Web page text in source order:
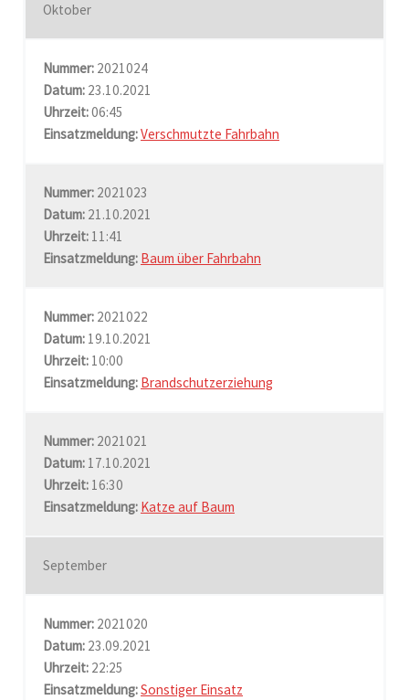
Oktober
Nummer: 2021024
Datum: 23.10.2021
Uhrzeit:06:45
Einsatzmeldung:Verschmutzte Fahrbahn
Nummer: 2021023
Datum: 21.10.2021
Uhrzeit: 11:41
Einsatzmeldung: Baum über Fahrbahn
Nummer: 2021022
Datum: 19.10.2021
Uhrzeit: 10:00
Einsatzmeldung: Brandschutzerziehung
Nummer: 2021021
Datum: 17.10.2021
Uhrzeit: 16:30
Einsatzmeldung: Katze auf Baum
September
Nummer: 2021020
Datum: 23.09.2021
Uhrzeit: 22:25
Einsatzmeldung:Sonstiger Einsatz